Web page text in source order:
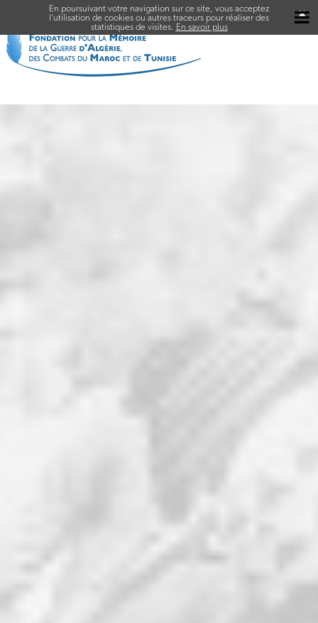
En poursuivant votre navigation sur ce site, vous acceptez
l’utilisation de cookies ou autres traceurs pour réaliser des
statistiques de visites. En savoir plus
✖